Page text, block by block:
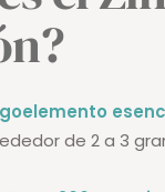
de 2 a 3